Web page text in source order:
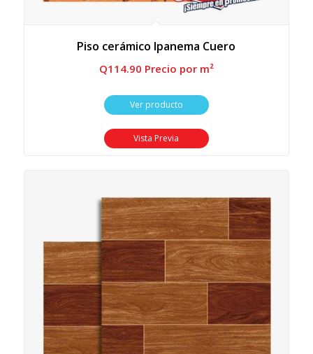
Piso cerámico Ipanema Cuero
Q114.90 Precio por m²
Ver producto
Vista Previa